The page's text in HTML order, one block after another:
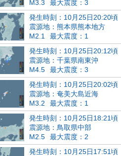
M3.3
最大震度：3
発生時刻：10月25日20:20頃
震源地：熊本県熊本地方
M2.1
最大震度：1
発生時刻：10月25日20:12頃
震源地：千葉県南東沖
M4.5
最大震度：3
発生時刻：10月25日20:02頃
震源地：奄美大島近海
M3.2
最大震度：1
発生時刻：10月25日18:21頃
震源地：鳥取県中部
M2.5
最大震度：2
発生時刻：10月25日17:51頃